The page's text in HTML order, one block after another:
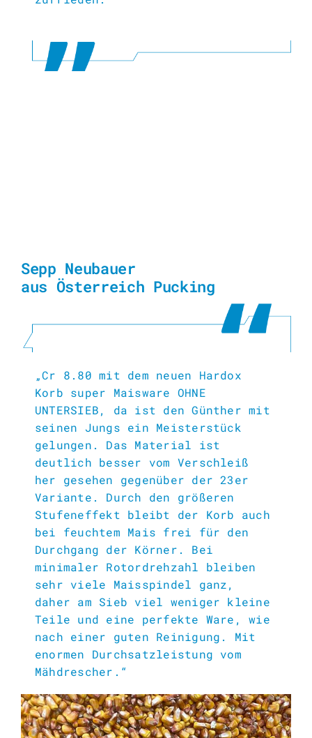
Sepp Neubauer
aus Österreich Pucking
„Cr 8.80 mit dem neuen Hardox
Korb super Maisware OHNE
UNTERSIEB, da ist den Günther mit
seinen Jungs ein Meisterstück
gelungen. Das Material ist
deutlich besser vom Verschleiß
her gesehen gegenüber der 23er
Variante. Durch den größeren
Stufeneffekt bleibt der Korb auch
bei feuchtem Mais frei für den
Durchgang der Körner. Bei
minimaler Rotordrehzahl bleiben
sehr viele Maisspindel ganz,
daher am Sieb viel weniger kleine
Teile und eine perfekte Ware, wie
nach einer guten Reinigung. Mit
enormen Durchsatzleistung vom
Mähdrescher.“